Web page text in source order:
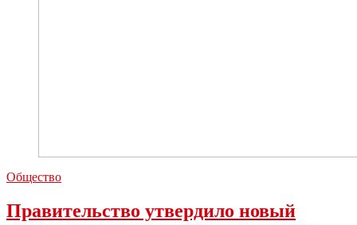
Общество
Правительство утвердило новый